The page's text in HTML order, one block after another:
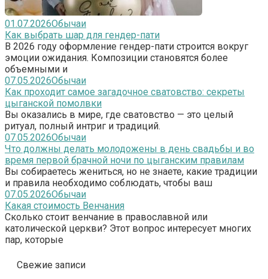
01.07.2026Обычаи
Как выбрать шар для гендер-пати
В 2026 году оформление гендер-пати строится вокруг
эмоции ожидания. Композиции становятся более
объемными и
07.05.2026Обычаи
Как проходит самое загадочное сватовство: секреты
цыганской помолвки
Вы оказались в мире, где сватовство — это целый
ритуал, полный интриг и традиций.
07.05.2026Обычаи
Что должны делать молодожены в день свадьбы и во
время первой брачной ночи по цыганским правилам
Вы собираетесь жениться, но не знаете, какие традиции
и правила необходимо соблюдать, чтобы ваш
07.05.2026Обычаи
Какая стоимость Венчания
Сколько стоит венчание в православной или
католической церкви? Этот вопрос интересует многих
пар, которые
Свежие записи